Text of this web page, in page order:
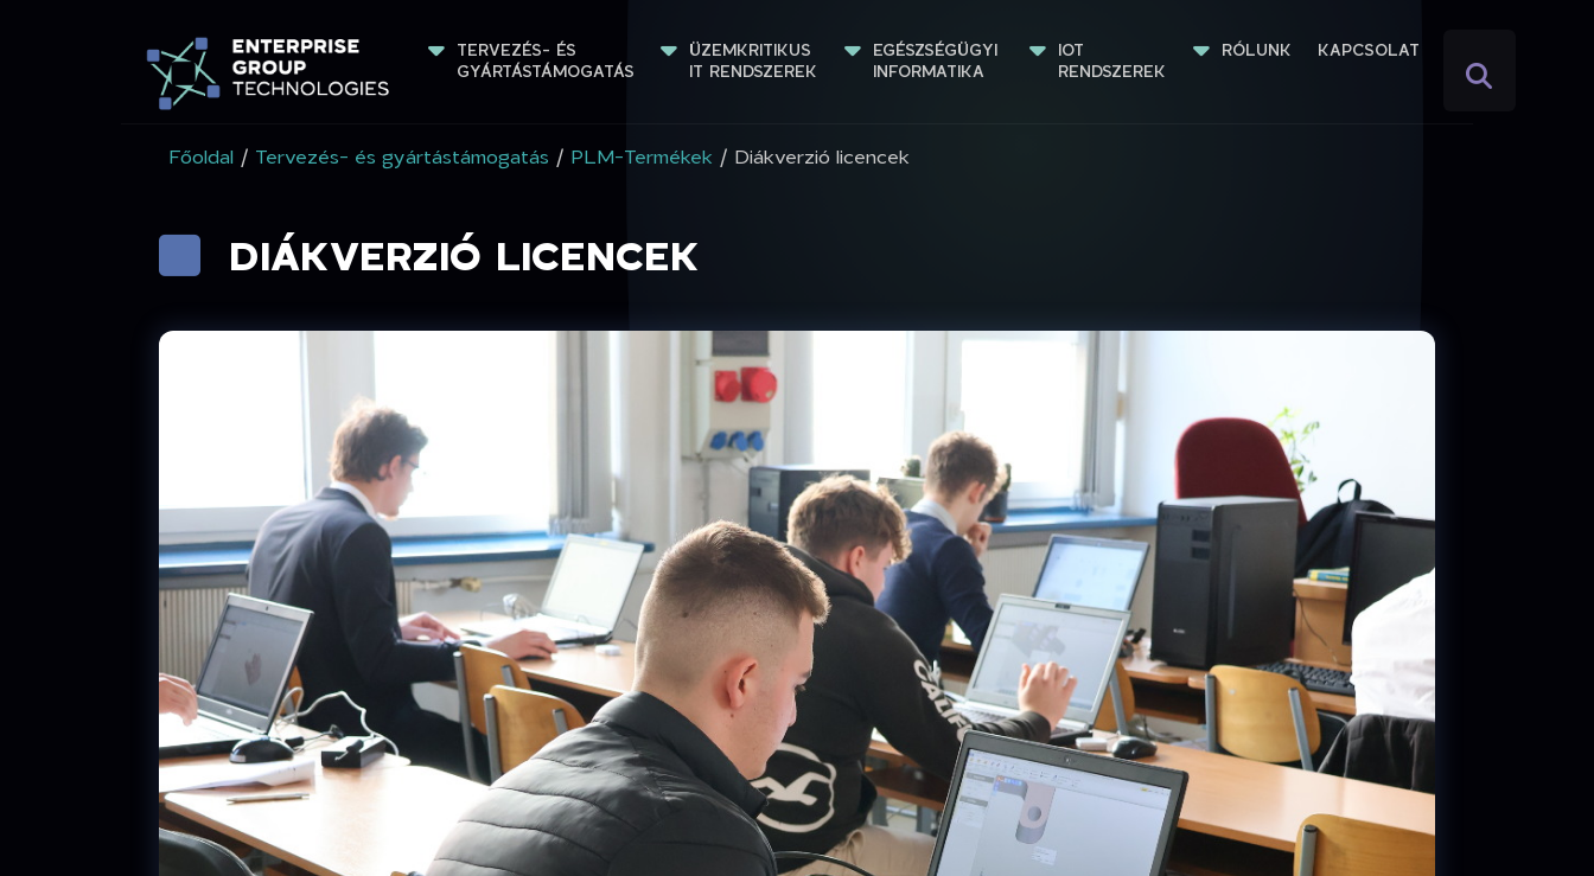
TERVEZÉS- ÉS
GYÁRTÁSTÁMOGATÁS
ÜZEMKRITIKUS
IT RENDSZEREK
EGÉSZSÉGÜGYI
INFORMATIKA
IOT
RENDSZEREK
RÓLUNK KAPCSOLAT
Főoldal / Tervezés- és gyártástámogatás / PLM-Termékek / Diákverzió licencek
DIÁKVERZIÓ LICENCEK